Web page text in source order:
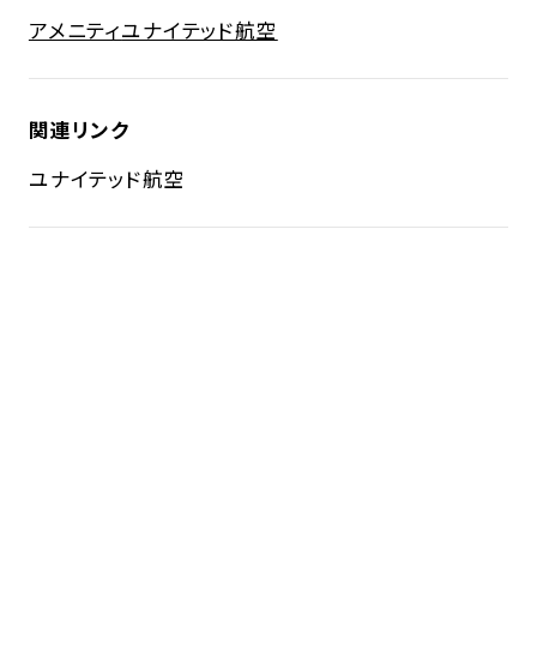
アメニティユナイテッド航空
関連リンク
ユナイテッド航空